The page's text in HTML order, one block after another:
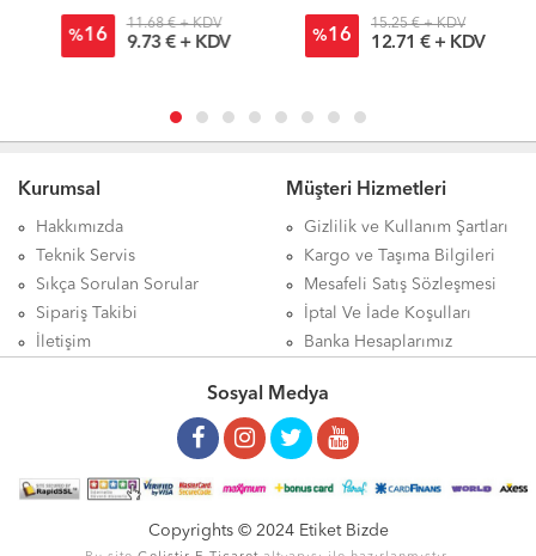
%16
11.68 € + KDV
9.73 € + KDV %16
15.25 € + KDV
12.71 € + KDV
Kurumsal
Hakkımızda
Teknik Servis
Sıkça Sorulan Sorular
Sipariş Takibi
İletişim
Müşteri Hizmetleri
Gizlilik ve Kullanım Şartları
Kargo ve Taşıma Bilgileri
Mesafeli Satış Sözleşmesi
İptal Ve İade Koşulları
Banka Hesaplarımız
Sosyal Medya
Copyrights © 2024 Etiket Bizde